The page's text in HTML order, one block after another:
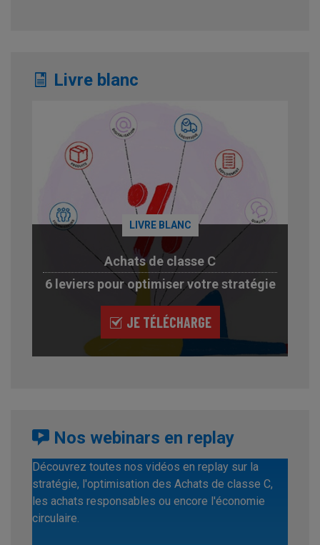
Livre blanc
LIVRE BLANC
Achats de classe C
6 leviers pour optimiser votre stratégie
JE TÉLÉCHARGE
Nos webinars en replay
Découvrez toutes nos vidéos en replay sur la
stratégie, l'optimisation des Achats de classe C,
les achats responsables ou encore l'économie
circulaire.